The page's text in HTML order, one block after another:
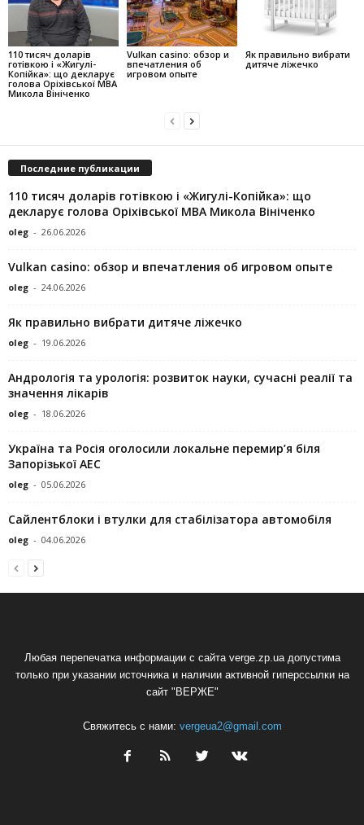
110 тисяч доларів
готівкою і «Жигулі-
Копійка»: що декларує
голова Оріхівської МВА
Микола Вініченко
Vulkan casino: обзор и
впечатления об
игровом опыте
Як правильно вибрати
дитяче ліжечко
Последние публикации
110 тисяч доларів готівкою і «Жигулі-Копійка»: що
декларує голова Оріхівської МВА Микола Вініченко
oleg - 26.06.2026
Vulkan casino: обзор и впечатления об игровом опыте
oleg - 24.06.2026
Як правильно вибрати дитяче ліжечко
oleg - 19.06.2026
Андрологія та урологія: розвиток науки, сучасні реалії та
значення лікарів
oleg - 18.06.2026
Україна та Росія оголосили локальне перемир’я біля
Запорізької АЕС
oleg - 05.06.2026
Сайлентблоки і втулки для стабілізатора автомобіля
oleg - 04.06.2026
Любая перепечатка информации с сайта verge.zp.ua допустима
только при указании источника и наличии активной гиперссылки на
сайт "ВЕРЖЕ"
Свяжитесь с нами: vergeua2@gmail.com